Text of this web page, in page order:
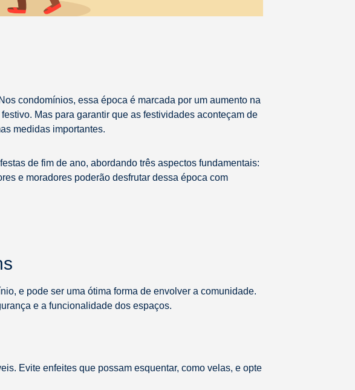
condomínios, essa época é marcada por um aumento na
Mas para garantir que as festividades aconteçam de
medidas importantes.
de fim de ano, abordando três aspectos fundamentais:
e moradores poderão desfrutar dessa época com
e pode ser uma ótima forma de envolver a comunidade.
e a funcionalidade dos espaços.
Evite enfeites que possam esquentar, como velas, e opte